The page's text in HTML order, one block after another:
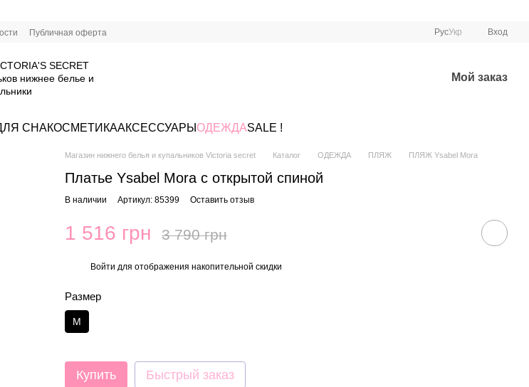
Публичная оферта РусУкр Вход
Мой заказ
СНАКОСМЕТИКААКСЕССУАРЫ ОДЕЖДАSALE !
Магазин нижнего белья и купальников Victoria secret Каталог ОДЕЖДА ПЛЯЖ ПЛЯЖ Ysabel Mora
Платье Ysabel Mora с открытой спиной
В наличии Артикул: 85399 Оставить отзыв
1 516 грн 3 790 грн
Войти для отображения накопительной скидки
Размер
M
Купить Быстрый заказ